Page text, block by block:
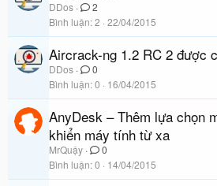
DDos
2
Bình luận 2 22/04/2015
Aircrack-ng 1.2 RC 2 được
DDos
0
Bình luận 0 16/04/2015
AnyDesk – Thêm lựa chọn
khiển máy tính từ xa
MrQuậy
0
Bình luận 0 14/04/2015